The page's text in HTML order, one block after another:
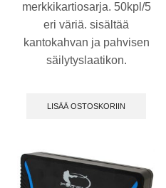
merkkikartiosarja. 50kpl/5
eri väriä. sisältää
kantokahvan ja pahvisen
säilytyslaatikon.
LISÄÄ OSTOSKORIIN